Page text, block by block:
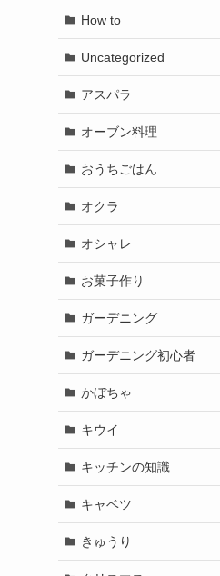
How to
Uncategorized
アスパラ
オーブン料理
おうちごはん
オクラ
オシャレ
お菓子作り
ガーデニング
ガーデニング初心者
かぼちゃ
キウイ
キッチンの知識
キャベツ
きゅうり